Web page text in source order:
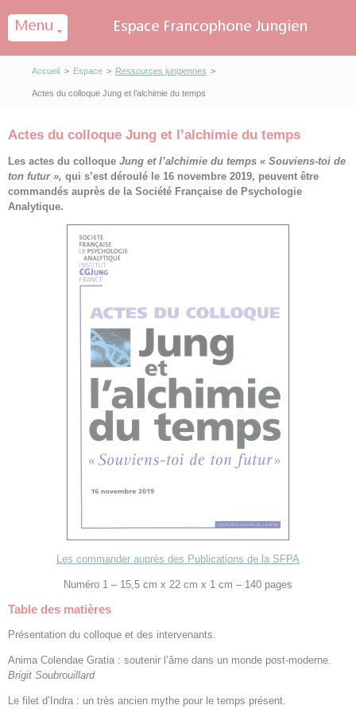
Accueil > Espace > Ressources jungiennes >
Actes du colloque Jung et l’alchimie du temps
Actes du colloque Jung et l’alchimie du temps
Les actes du colloque Jung et l’alchimie du temps « Souviens-toi de
ton futur », qui s’est déroulé le 16 novembre 2019, peuvent être
commandés auprès de la Société Française de Psychologie
Analytique.
Les commander auprès des Publications de la SFPA
Numéro 1 – 15,5 cm x 22 cm x 1 cm – 140 pages
Table des matières
Présentation du colloque et des intervenants.
Anima Colendae Gratia : soutenir l’âme dans un monde post-moderne.
Brigit Soubrouillard
Le filet d’Indra : un très ancien mythe pour le temps présent.